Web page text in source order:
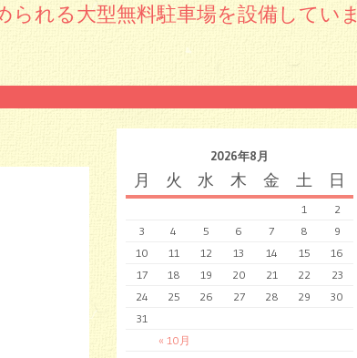
れる大型無料駐車場を設備していま
2026年8月
月 火 水 木 金 土 日
« 10月
1
2
3
4 5 6 7 8
9
10
11 12 13 14 15
16
17
18 19 20 21 22
23
24
25 26 27 28 29
30
31